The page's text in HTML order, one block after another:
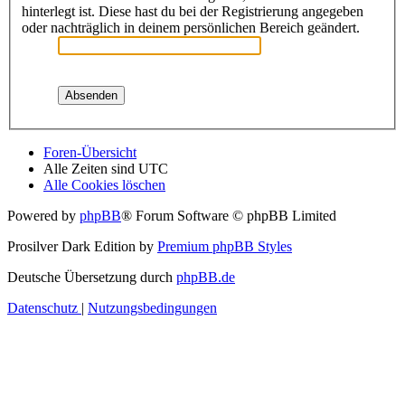
hinterlegt ist. Diese hast du bei der Registrierung angegeben
oder nachträglich in deinem persönlichen Bereich geändert.
Foren-Übersicht
Alle Zeiten sind UTC
Alle Cookies löschen
Powered by phpBB® Forum Software © phpBB Limited
Prosilver Dark Edition by Premium phpBB Styles
Deutsche Übersetzung durch phpBB.de
Datenschutz | Nutzungsbedingungen